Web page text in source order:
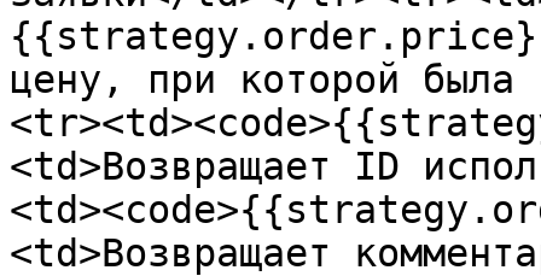
цену, при которой
<td>Возвращает ID
<td>Возвращает